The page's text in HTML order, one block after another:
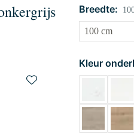
Breedte:
Kleur